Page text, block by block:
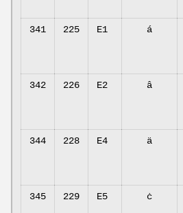
341 225 E1 á
342 226 E2 â
344 228 E4 ä
345 229 E5 ċ